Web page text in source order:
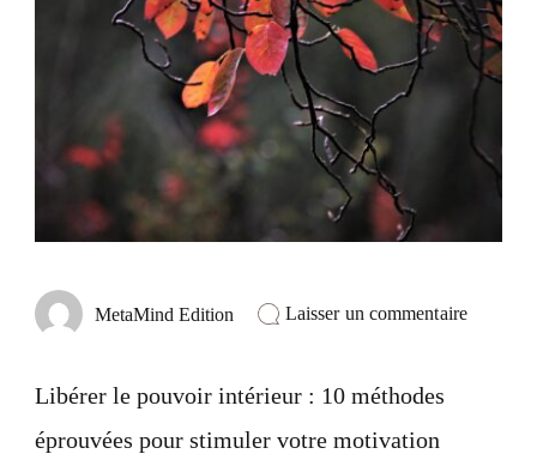
MetaMind Edition Laisser un commentairesur
Libérer le pouvoir intérieur : 10 méthodes
éprouvées pour stimuler votre motivation